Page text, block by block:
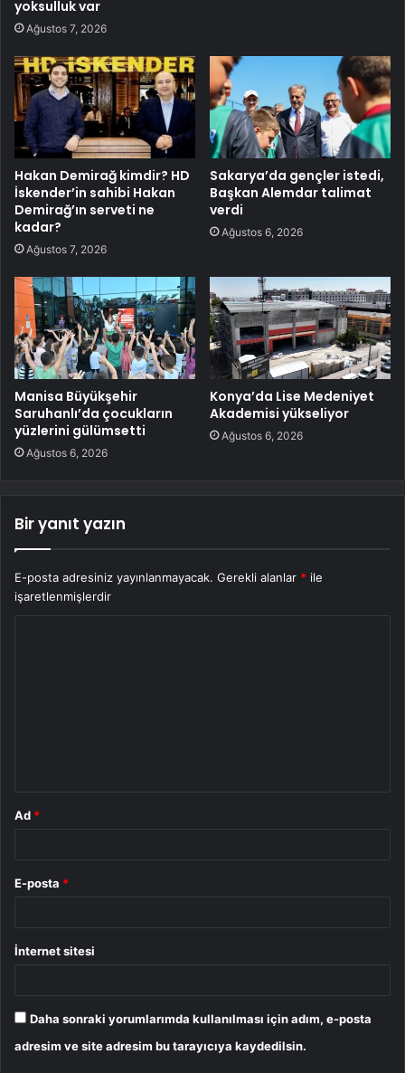
yoksulluk var
Ağustos 7, 2026
Hakan Demirağ kimdir? HD
İskender’in sahibi Hakan
Demirağ’ın serveti ne
kadar?
Ağustos 7, 2026
Sakarya’da gençler istedi,
Başkan Alemdar talimat
verdi
Ağustos 6, 2026
Manisa Büyükşehir
Saruhanlı’da çocukların
yüzlerini gülümsetti
Ağustos 6, 2026
Konya’da Lise Medeniyet
Akademisi yükseliyor
Ağustos 6, 2026
Bir yanıt yazın
E-posta adresiniz yayınlanmayacak. Gerekli alanlar * ile
işaretlenmişlerdir
Ad *
E-posta *
İnternet sitesi
Daha sonraki yorumlarımda kullanılması için adım, e-posta
adresim ve site adresim bu tarayıcıya kaydedilsin.